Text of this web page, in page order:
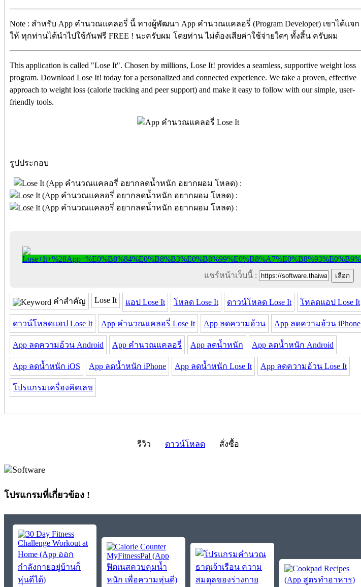
Note : สำหรับ App คำนวณแคลอรี่ นี้ ทางผู้พัฒนา App คำนวณแคลอรี่ (Program Developer) เขาได้แจก
ให้ ทุกท่านได้นำไปใช้กันฟรี FREE ! นะครับผม โดยท่าน ไม่ต้องเสียค่าใช้จ่ายใดๆ ทั้งสิ้น ครับผม
This application is called "Lose It". Chosen by millions, Lose It! provides a seamless, supportive weight loss
program. Download Lose It! today for a personalized and connected experience. We take a proven, effective
approach to weight loss (calorie tracking and peer support) and make it easy to follow with our simple, user-
friendly tools.
รูปประกอบ
แชร์หน้าเว็บนี้ :
คำสำคัญ Lose It แอป Lose It โหลด Lose It ดาวน์โหลด Lose It โหลดแอป Lose It
ดาวน์โหลดแอป Lose It App คำนวณแคลอรี่ Lose It App ลดความอ้วน App ลดความอ้วน iPhone
App ลดความอ้วน Android App คำนวณแคลอรี่ App ลดน้ำหนัก App ลดน้ำหนัก Android
App ลดน้ำหนัก iOS App ลดน้ำหนัก iPhone App ลดน้ำหนัก Lose It App ลดความอ้วน Lose It
โปรแกรมเครื่องคิดเลข
รีวิว ดาวน์โหลด สั่งซื้อ
โปรแกรมที่เกี่ยวข้อง !